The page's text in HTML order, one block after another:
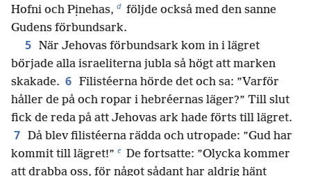
Hofni och Pịnehas, d följde också med den sanne
Gudens förbundsark.
5 När Jehovas förbundsark kom in i lägret
började alla israeliterna jubla så högt att marken
skakade. 6 Filistéerna hörde det och sa: ”Varför
håller de på och ropar i hebréernas läger?” Till slut
fick de reda på att Jehovas ark hade förts till lägret.
7 Då blev filistéerna rädda och utropade: ”Gud har
kommit till lägret!” e De fortsatte: ”Olycka kommer
att drabba oss, för något sådant har aldrig hänt